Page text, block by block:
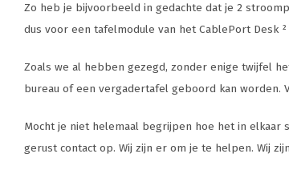
Zo heb je bijvoorbeeld in gedachte dat je 2
dus voor een tafelmodule van het CablePort Desk
Zoals we al hebben gezegd, zonder enige twijfel
bureau of een vergadertafel geboord kan
Mocht je niet helemaal begrijpen hoe het in elkaar
gerust contact op. Wij zijn er om je te helpen. Wij